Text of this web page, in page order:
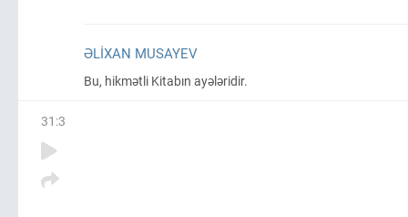
ƏLIXAN MUSAYEV
Bu, hikmətli Kitabın ayələridir.
31 :3